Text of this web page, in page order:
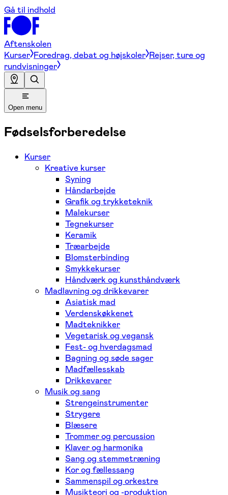
Gå til indhold
Aftenskolen
Kurser Foredrag, debat og højskoler Rejser, ture og
rundvisninger
Open menu
Fødselsforberedelse
Kurser
Kreative kurser
Syning
Håndarbejde
Grafik og trykketeknik
Malekurser
Tegnekurser
Keramik
Træarbejde
Blomsterbinding
Smykkekurser
Håndværk og kunsthåndværk
Madlavning og drikkevarer
Asiatisk mad
Verdenskøkkenet
Madteknikker
Vegetarisk og vegansk
Fest- og hverdagsmad
Bagning og søde sager
Madfællesskab
Drikkevarer
Musik og sang
Strengeinstrumenter
Strygere
Blæsere
Trommer og percussion
Klaver og harmonika
Sang og stemmetræning
Kor og fællessang
Sammenspil og orkestre
Musikteori og -produktion